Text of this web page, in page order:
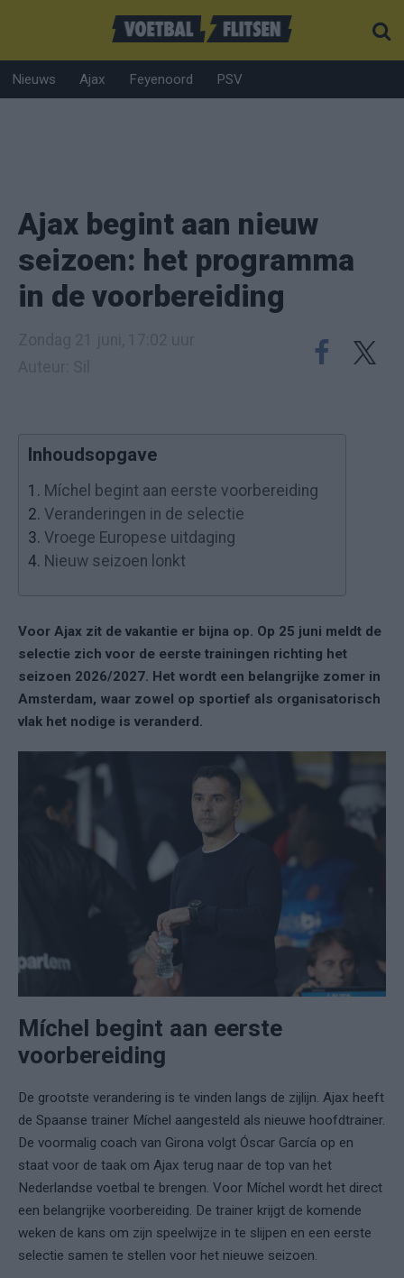
Nieuws Ajax Feyenoord PSV
Ajax begint aan nieuw
seizoen: het programma
in de voorbereiding
Inhoudsopgave
1. Míchel begint aan eerste voorbereiding
2. Veranderingen in de selectie
3. Vroege Europese uitdaging
4. Nieuw seizoen lonkt
Voor Ajax zit de vakantie er bijna op. Op 25 juni meldt de
selectie zich voor de eerste trainingen richting het
seizoen 2026/2027. Het wordt een belangrijke zomer in
Amsterdam, waar zowel op sportief als organisatorisch
vlak het nodige is veranderd.
Míchel begint aan eerste
voorbereiding
De grootste verandering is te vinden langs de zijlijn. Ajax heeft
de Spaanse trainer Míchel aangesteld als nieuwe hoofdtrainer.
De voormalig coach van Girona volgt Óscar García op en
staat voor de taak om Ajax terug naar de top van het
Nederlandse voetbal te brengen. Voor Míchel wordt het direct
een belangrijke voorbereiding. De trainer krijgt de komende
weken de kans om zijn speelwijze in te slijpen en een eerste
selectie samen te stellen voor het nieuwe seizoen.